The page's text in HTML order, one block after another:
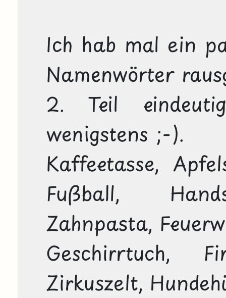
Ich hab mal ein
Namenwörter
2. Teil
wenigstens ;-).
Kaffeetasse,
Fußball,
Zahnpasta,
Geschirrtuch,
Zirkuszelt,